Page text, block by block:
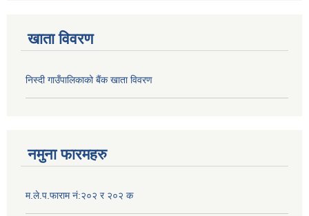
खाता विवरण
निस्दी गाउँपालिकाको बैंक खाता विवरण
नमुना फारमहरु
म.ले.प.फाराम नं:२०२ र २०२ क